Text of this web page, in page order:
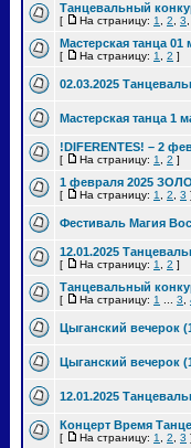
Танцевальный
[ На страницу: 1 2 3
Мастерская танца 01
[ На страницу: 1 2 ]
02.03.2025
Мастерская танца 1
!DIFERENTES! – 2
[ На страницу: 1 2 ]
1 февраля 2025
[ На страницу: 1 2 3 ]
Фестиваль Магия
12.01.2025
[ На страницу: 1 2 ]
Танцевальный
[ На страницу: 1 3
Цыганский вечерок
Цыганский вечерок
12.01.2025
Концерт Время
[ На страницу: 1 2 3 ]